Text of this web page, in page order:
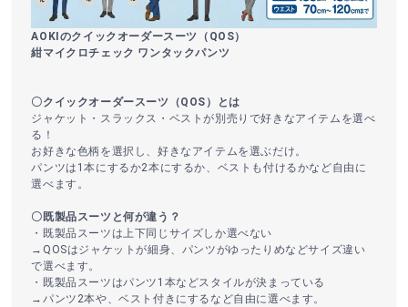
AOKIのクイックオーダースーツ（QOS）
紺マイクロチェック ワンタックパンツ
〇クイックオーダースーツ（QOS）とは
ジャケット・スラックス・ベストが別売りで好きなアイテムを選べ
る！
お好きな色柄を選択し、好きなアイテムを選ぶだけ。
パンツは1本にするか2本にするか、ベストも付けるかなど自由に
選べます。
〇既製品スーツと何が違う？
・既製品スーツは上下同じサイズしか選べない
→QOSはジャケットが細身、パンツがゆったりめなどサイズ違い
で選べます。
・既製品スーツはパンツ1本などスタイルが決まっている
→パンツ2本や、ベスト付きにするなど自由に選べます。